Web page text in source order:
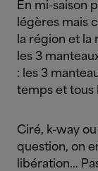
En mi-saison
légères mais
la région et la
les 3
: les 3
temps et tous
Ciré, k-way
question, on
libération…